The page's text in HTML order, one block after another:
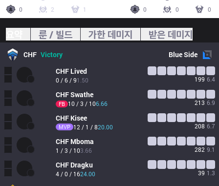
0
2 1
0
0 0
룬 / 빌드 가한 데미지 받은 데미지
CHF Victory BlueSide
CHF Lived
0 / 6 / 91.50 199 6.4
CHFSwathe
FB 10 / 3 / 106.66 213 6.9
CHF Kisee
MVP 12 / 1 / 820.00 208 6.7
CHF Mboma
1 / 3 / 103.66 282 9.1
CHF Dragku
4 / 0 / 1624.00 39 1.3